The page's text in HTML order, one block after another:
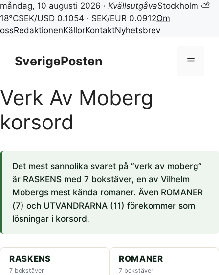
måndag, 10 augusti 2026 · KvällsutgåvaStockholm ⛅
18°CSEK/USD 0.1054 · SEK/EUR 0.0912Om
ossRedaktionenKällorKontaktNyhetsbrev
innehållSverigePosten Meny
Verk Av Moberg
korsord
Det mest sannolika svaret på ”verk av moberg”
är RASKENS med 7 bokstäver, en av Vilhelm
Mobergs mest kända romaner. Även ROMANER
(7) och UTVANDRARNA (11) förekommer som
lösningar i korsord.
RASKENS
7 bokstäver
ROMANER
7 bokstäver